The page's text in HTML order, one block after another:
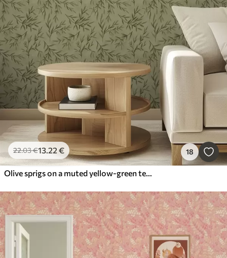
22.03€13.22 € 18
Olive sprigs on a muted yellow-green textured ground